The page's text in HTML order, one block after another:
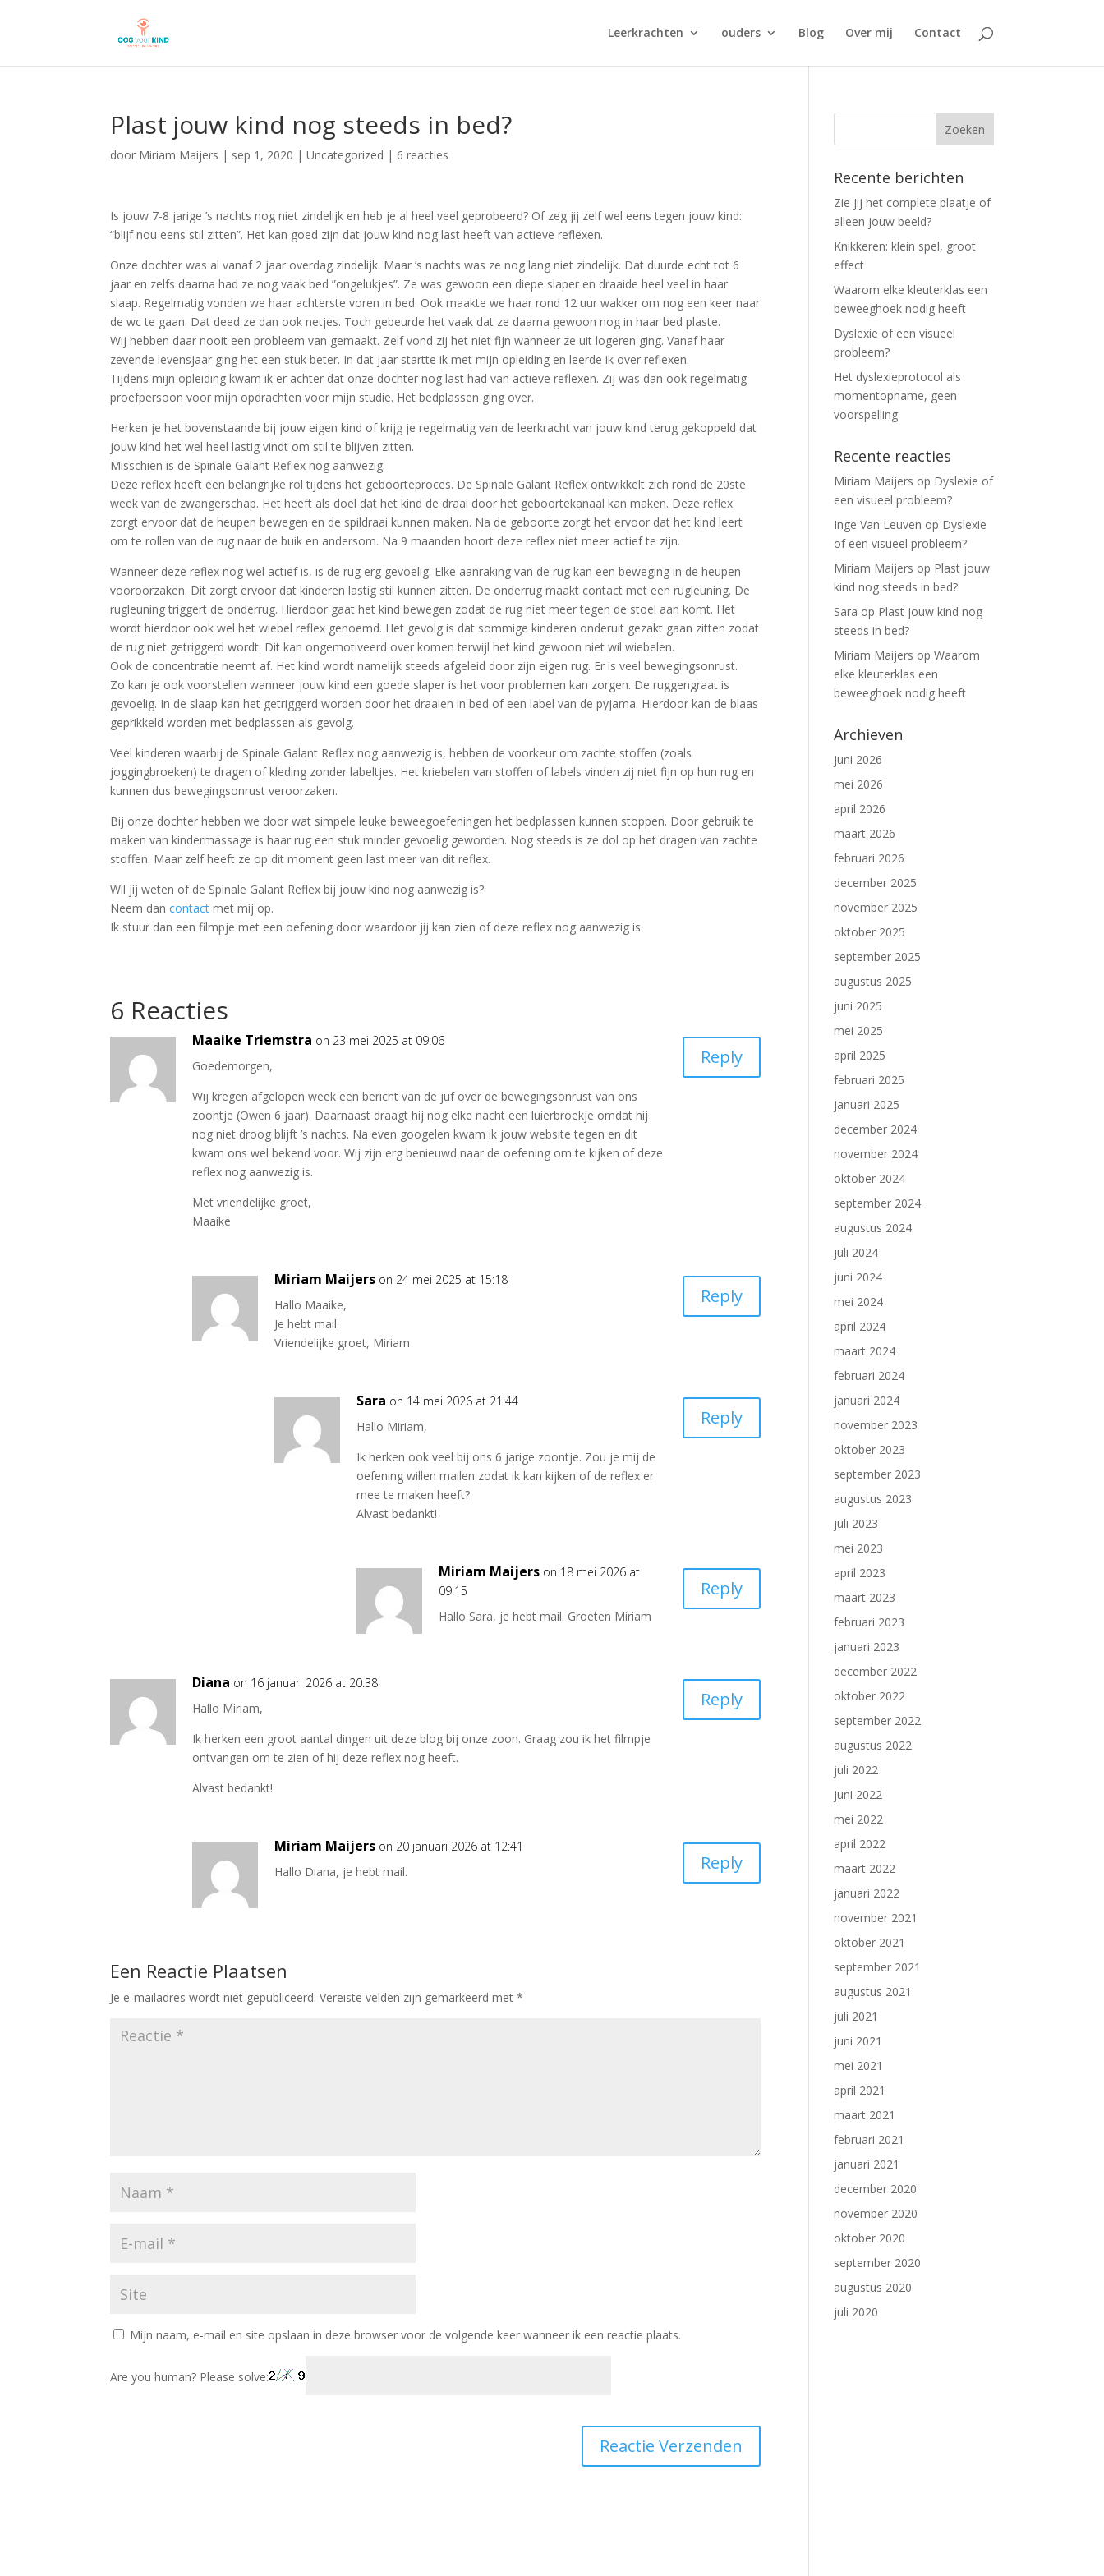
Leerkrachten ouders Blog Over mij Contact
Plast jouw kind nog steeds in bed?
door Miriam Maijers | sep 1, 2020 |Uncategorized |6 reacties
Is jouw 7-8 jarige ’s nachts nog niet zindelijk en heb je al heel veel geprobeerd? Of zeg jij zelf wel eens tegen jouw kind:
“blijf nou eens stil zitten”. Het kan goed zijn dat jouw kind nog last heeft van actieve reflexen.
Onze dochter was al vanaf 2 jaar overdag zindelijk. Maar ’s nachts was ze nog lang niet zindelijk. Dat duurde echt tot 6
jaar en zelfs daarna had ze nog vaak bed ”ongelukjes”. Ze was gewoon een diepe slaper en draaide heel veel in haar
slaap. Regelmatig vonden we haar achterste voren in bed. Ook maakte we haar rond 12 uur wakker om nog een keer naar
de wc te gaan. Dat deed ze dan ook netjes. Toch gebeurde het vaak dat ze daarna gewoon nog in haar bed plaste.
Wij hebben daar nooit een probleem van gemaakt. Zelf vond zij het niet fijn wanneer ze uit logeren ging. Vanaf haar
zevende levensjaar ging het een stuk beter. In dat jaar startte ik met mijn opleiding en leerde ik over reflexen.
Tijdens mijn opleiding kwam ik er achter dat onze dochter nog last had van actieve reflexen. Zij was dan ook regelmatig
proefpersoon voor mijn opdrachten voor mijn studie. Het bedplassen ging over.
Herken je het bovenstaande bij jouw eigen kind of krijg je regelmatig van de leerkracht van jouw kind terug gekoppeld dat
jouw kind het wel heel lastig vindt om stil te blijven zitten.
Misschien is de Spinale Galant Reflex nog aanwezig.
Deze reflex heeft een belangrijke rol tijdens het geboorteproces. De Spinale Galant Reflex ontwikkelt zich rond de 20ste
week van de zwangerschap. Het heeft als doel dat het kind de draai door het geboortekanaal kan maken. Deze reflex
zorgt ervoor dat de heupen bewegen en de spildraai kunnen maken. Na de geboorte zorgt het ervoor dat het kind leert
om te rollen van de rug naar de buik en andersom. Na 9 maanden hoort deze reflex niet meer actief te zijn.
Wanneer deze reflex nog wel actief is, is de rug erg gevoelig. Elke aanraking van de rug kan een beweging in de heupen
vooroorzaken. Dit zorgt ervoor dat kinderen lastig stil kunnen zitten. De onderrug maakt contact met een rugleuning. De
rugleuning triggert de onderrug. Hierdoor gaat het kind bewegen zodat de rug niet meer tegen de stoel aan komt. Het
wordt hierdoor ook wel het wiebel reflex genoemd. Het gevolg is dat sommige kinderen onderuit gezakt gaan zitten zodat
de rug niet getriggerd wordt. Dit kan ongemotiveerd over komen terwijl het kind gewoon niet wil wiebelen.
Ook de concentratie neemt af. Het kind wordt namelijk steeds afgeleid door zijn eigen rug. Er is veel bewegingsonrust.
Zo kan je ook voorstellen wanneer jouw kind een goede slaper is het voor problemen kan zorgen. De ruggengraat is
gevoelig. In de slaap kan het getriggerd worden door het draaien in bed of een label van de pyjama. Hierdoor kan de blaas
geprikkeld worden met bedplassen als gevolg.
Veel kinderen waarbij de Spinale Galant Reflex nog aanwezig is, hebben de voorkeur om zachte stoffen (zoals
joggingbroeken) te dragen of kleding zonder labeltjes. Het kriebelen van stoffen of labels vinden zij niet fijn op hun rug en
kunnen dus bewegingsonrust veroorzaken.
Bij onze dochter hebben we door wat simpele leuke beweegoefeningen het bedplassen kunnen stoppen. Door gebruik te
maken van kindermassage is haar rug een stuk minder gevoelig geworden. Nog steeds is ze dol op het dragen van zachte
stoffen. Maar zelf heeft ze op dit moment geen last meer van dit reflex.
Wil jij weten of de Spinale Galant Reflex bij jouw kind nog aanwezig is?
Neem dancontact met mij op.
Ik stuur dan een filmpje met een oefening door waardoor jij kan zien of deze reflex nog aanwezig is.
6 Reacties
Maaike Triemstra on 23 mei 2025 at 09:06
Goedemorgen,
Wij kregen afgelopen week een bericht van de juf over de bewegingsonrust van ons
zoontje (Owen 6 jaar). Daarnaast draagt hij nog elke nacht een luierbroekje omdat hij
nog niet droog blijft ’s nachts. Na even googelen kwam ik jouw website tegen en dit
kwam ons wel bekend voor. Wij zijn erg benieuwd naar de oefening om te kijken of deze
reflex nog aanwezig is.
Met vriendelijke groet,
Maaike
Reply
Miriam Maijers on 24 mei 2025 at 15:18
Hallo Maaike,
Je hebt mail.
Vriendelijke groet, Miriam
Reply
Sara on 14 mei 2026 at 21:44
Hallo Miriam,
Ik herken ook veel bij ons 6 jarige zoontje. Zou je mij de
oefening willen mailen zodat ik kan kijken of de reflex er
mee te maken heeft?
Alvast bedankt!
Reply
Miriam Maijers on 18 mei 2026 at
09:15
Hallo Sara, je hebt mail. Groeten Miriam
Reply
Diana on 16 januari 2026 at 20:38
Hallo Miriam,
Ik herken een groot aantal dingen uit deze blog bij onze zoon. Graag zou ik het filmpje
ontvangen om te zien of hij deze reflex nog heeft.
Alvast bedankt!
Reply
Miriam Maijers on 20 januari 2026 at 12:41
Hallo Diana, je hebt mail.
Reply
Een Reactie Plaatsen
Je e-mailadres wordt niet gepubliceerd. Vereiste velden zijn gemarkeerd met*
Mijn naam, e-mail en site opslaan in deze browser voor de volgende keer wanneer ik een reactie plaats.
Are you human? Please solve:
Recente berichten
Zie jij het complete plaatje of
alleen jouw beeld?
Knikkeren: klein spel, groot
effect
Waarom elke kleuterklas een
beweeghoek nodig heeft
Dyslexie of een visueel
probleem?
Het dyslexieprotocol als
momentopname, geen
voorspelling
Recente reacties
Miriam Maijers op Dyslexie of
een visueel probleem?
Inge Van Leuven op Dyslexie
of een visueel probleem?
Miriam Maijers op Plast jouw
kind nog steeds in bed?
Sara op Plast jouw kind nog
steeds in bed?
Miriam Maijers opWaarom
elke kleuterklas een
beweeghoek nodig heeft
Archieven
juni 2026
mei 2026
april 2026
maart 2026
februari 2026
december 2025
november 2025
oktober 2025
september 2025
augustus 2025
juni 2025
mei 2025
april 2025
februari 2025
januari 2025
december 2024
november 2024
oktober 2024
september 2024
augustus 2024
juli 2024
juni 2024
mei 2024
april 2024
maart 2024
februari 2024
januari 2024
november 2023
oktober 2023
september 2023
augustus 2023
juli 2023
mei 2023
april 2023
maart 2023
februari 2023
januari 2023
december 2022
oktober 2022
september 2022
augustus 2022
juli 2022
juni 2022
mei 2022
april 2022
maart 2022
januari 2022
november 2021
oktober 2021
september 2021
augustus 2021
juli 2021
juni 2021
mei 2021
april 2021
maart 2021
februari 2021
januari 2021
december 2020
november 2020
oktober 2020
september 2020
augustus 2020
juli 2020